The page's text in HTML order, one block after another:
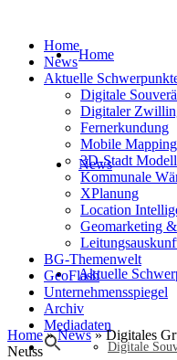
Home
News
Aktuelle
Digitale
Home
News
Aktuelle
Digitale
Digitaler
Fernerkundung
Mobile Mapping
3D-Stadt
Kommunale
XPlanung
Location
Geomarketing
BG-Themenwelt
GeoFlash
Unternehmensspiegel
Archiv
Mediadaten
Home»News»Digitales
Neuss